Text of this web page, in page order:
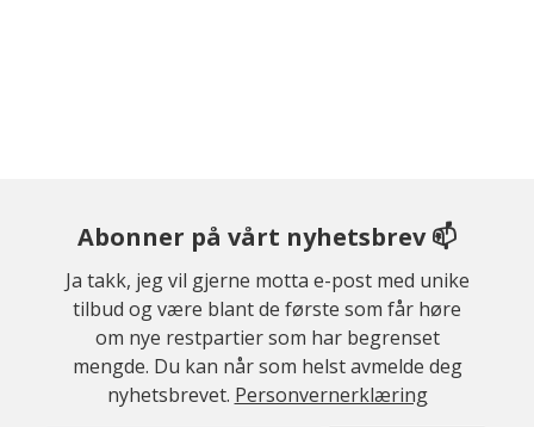
Abonner på vårt nyhetsbrev 📫
Ja takk, jeg vil gjerne motta e-post med unike
tilbud og være blant de første som får høre
om nye restpartier som har begrenset
mengde. Du kan når som helst avmelde deg
nyhetsbrevet. Personvernerklæring